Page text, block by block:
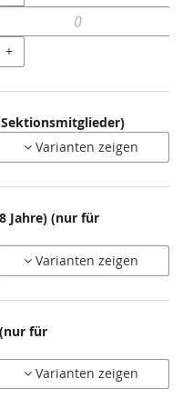
+
Varianten zeigen
Jahre) (nur für
Varianten zeigen
für
Varianten zeigen